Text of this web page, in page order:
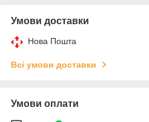
Умови доставки
Нова Пошта
Всі умови доставки
Умови оплати